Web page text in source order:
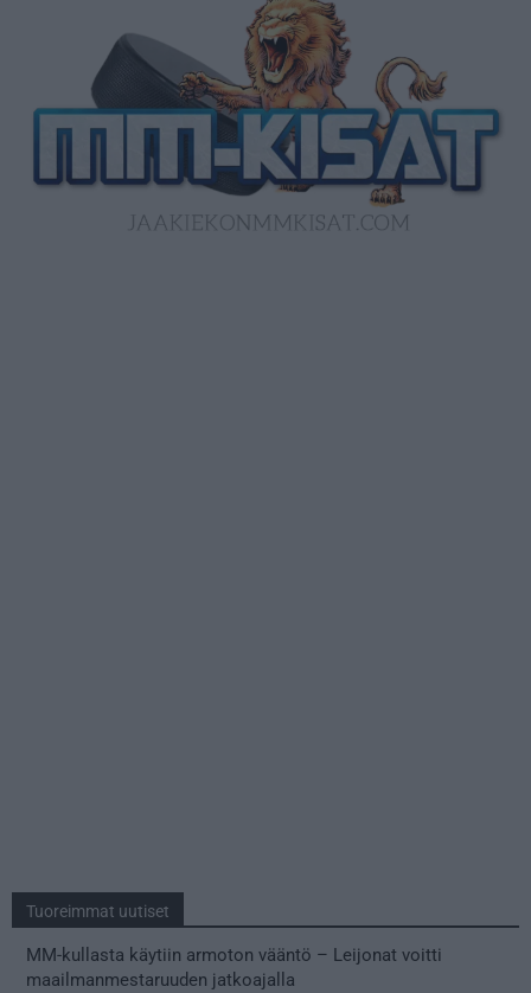
Tuoreimmat uutiset
MM-kullasta käytiin armoton vääntö – Leijonat voitti
maailmanmestaruuden jatkoajalla